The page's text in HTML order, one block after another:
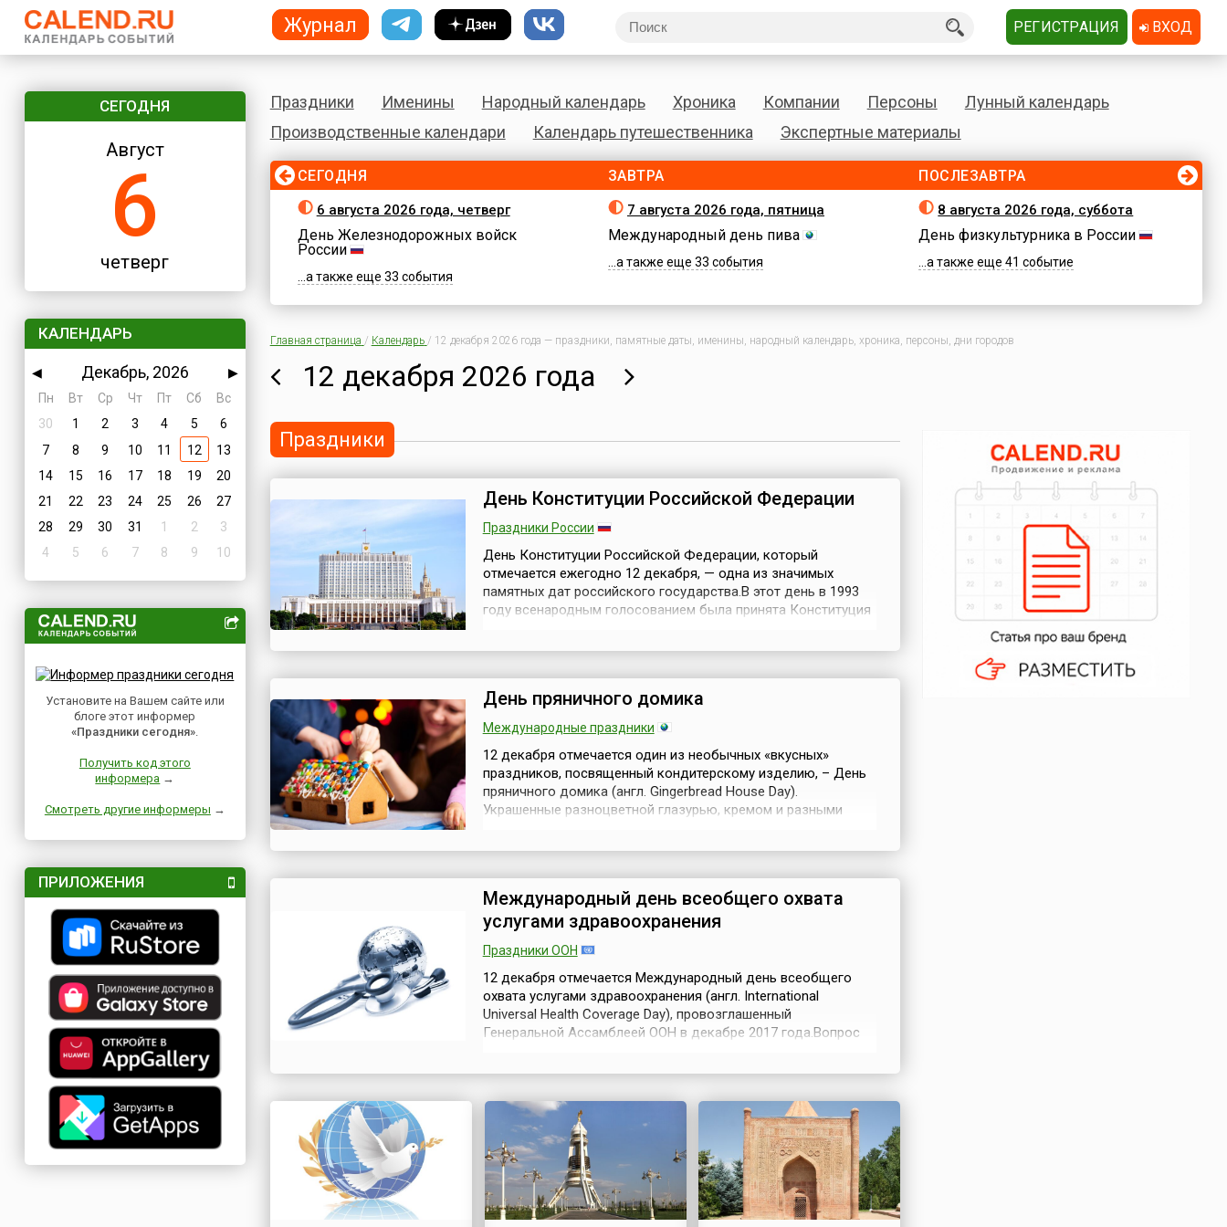
СЕГОДНЯ
Август
6
четверг
КАЛЕНДАРЬ
◀ Декабрь, 2026
▶
Пн
Вт Ср Чт Пт Сб
Вс
30
1 2 3 4 5
6
7
8 9 10 11 12
13
14
15 16 17 18 19
20
21
22 23 24 25 26
27
28
29 30 31 1 2
3
4
5 6 7 8 9 10
Установите на Вашем сайте или
блоге этот информер
«Праздники сегодня».
Получить код этого
информера →
Смотреть другие информеры →
ПРИЛОЖЕНИЯ
Праздники Именины Народный календарь Хроника Компании Персоны
Лунный календарь
Производственные календари
Календарь путешественника Экспертные материалы
СЕГОДНЯ
6 августа 2026 года, четверг
День Железнодорожных войск
России
...а также еще 33 события
ЗАВТРА
7 августа 2026 года, пятница
Международный день пива
...а также еще 33 события
ПОСЛЕЗАВТРА
8 августа 2026 года, суббота
День физкультурника в России
...а также еще 41 событие
Главная страница / Календарь / 12 декабря 2026 года — праздники, памятные даты, именины, народный календарь, хроника, персоны, дни городов
12 декабря 2026 года
Праздники
День Конституции Российской Федерации
Праздники России
День Конституции Российской Федерации, который
отмечается ежегодно 12 декабря, — одна из значимых
памятных дат российского государства.В этот день в 1993
году всенародным голосованием была принята Конституция
Конституции Российской Фе...
День пряничного домика
Международные праздники
12 декабря отмечается один из необычных «вкусных»
праздников, посвященный кондитерскому изделию, – День
пряничного домика (англ. Gingerbread House Day).
Украшенные разноцветной глазурью, кремом и разными
теперь уже популярен во многих ...
Международный день всеобщего охвата
услугами здравоохранения
Праздники ООН
12 декабря отмечается Международный день всеобщего
охвата услугами здравоохранения (англ. International
Universal Health Coverage Day), провозглашенный
Генеральной Ассамблеей ООН в декабре 2017 года.Вопрос
Организации Здравоохранения (ВОЗ). Ещё...
Журнал РЕГИСТРАЦИЯ ВХОД